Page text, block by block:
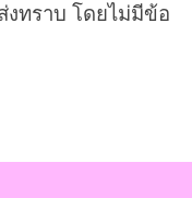
งทราบ โดยไม่มีข้อ